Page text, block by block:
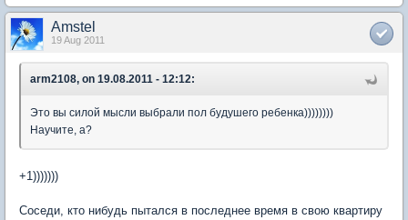
Amstel
19 Aug 2011
arm2108, on 19.08.2011 - 12:12:
Это вы силой мысли выбрали пол будушего ребенка))))))))
Научите, а?
+1)))))))
Соседи, кто нибудь пытался в последнее время в свою квартиру